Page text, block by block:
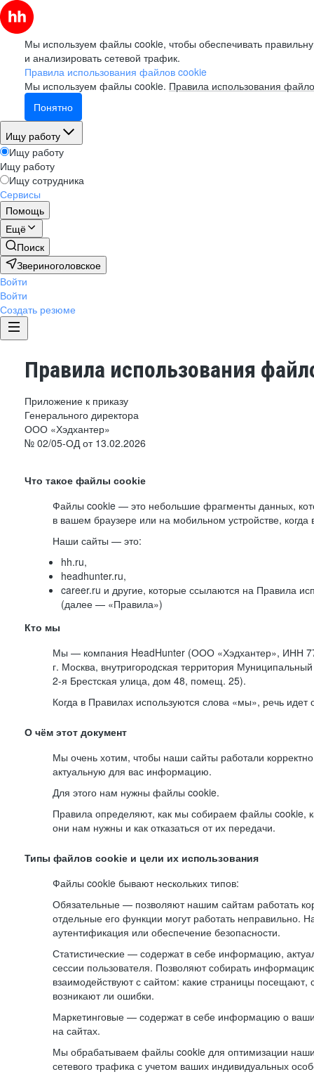
Мы используем файлы cookie, чтобы обеспечивать
и анализировать сетевой трафик.
Правила использования файлов cookie
Мы используем файлы cookie. Правила использования
Понятно
Ищу работу
Ищу работу
Ищу работу
Ищу сотрудника
Сервисы
Помощь
Ещё
Поиск
Звериноголовское
Войти
Войти
Создать резюме
Правила использования
Приложение к приказу
Генерального директора
ООО «Хэдхантер»
№ 02/05-ОД от 13.02.2026
Что такое файлы cookie
Файлы cookie — это небольшие фрагменты данных,
в вашем браузере или на мобильном устройстве,
Наши сайты — это:
hh.ru,
headhunter.ru,
career.ru и другие, которые ссылаются на Правила
(далее — «Правила»)
Кто мы
Мы — компания HeadHunter (ООО «Хэдхантер», ИНН
г. Москва, внутригородская территория Муниципальный
2-я Брестская улица, дом 48, помещ. 25).
Когда в Правилах используются слова «мы», речь
О чём этот документ
Мы очень хотим, чтобы наши сайты работали
актуальную для вас информацию.
Для этого нам нужны файлы cookie.
Правила определяют, как мы собираем файлы cookie,
они нам нужны и как отказаться от их передачи.
Типы файлов cookie и цели их использования
Файлы cookie бывают нескольких типов:
Обязательные — позволяют нашим сайтам работать
отдельные его функции могут работать неправильно.
аутентификация или обеспечение безопасности.
Статистические — содержат в себе информацию,
сессии пользователя. Позволяют собирать
взаимодействуют с сайтом: какие страницы посещают,
возникают ли ошибки.
Маркетинговые — содержат в себе информацию о
на сайтах.
Мы обрабатываем файлы cookie для оптимизации
сетевого трафика с учетом ваших индивидуальных